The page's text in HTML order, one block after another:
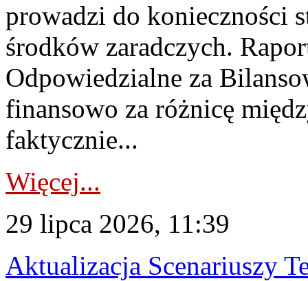
prowadzi do konieczności
środków zaradczych.
Odpowiedzialne za
finansowo za różnicę
faktycznie...
Więcej...
29 lipca 2026, 11:39
Aktualizacja Scenariuszy